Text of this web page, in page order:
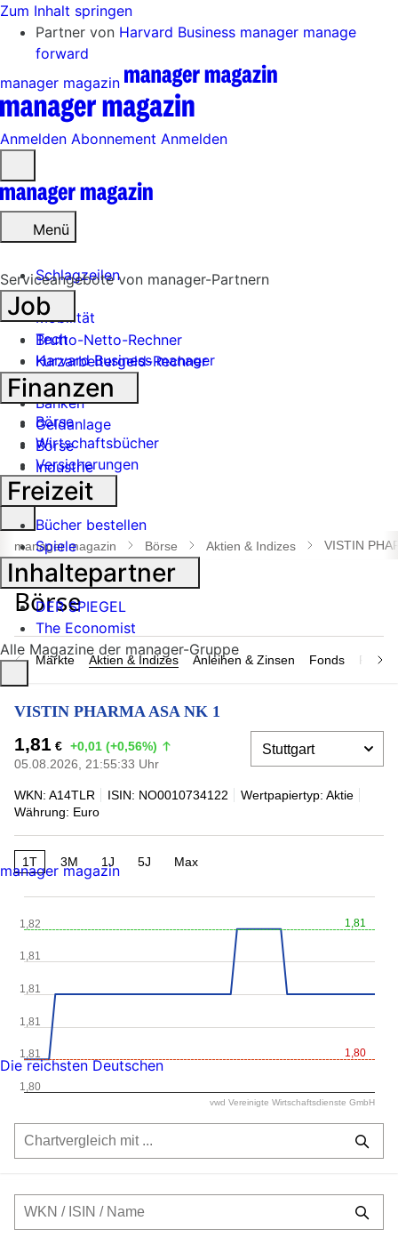
Zum Inhalt springen
Partner von Harvard Business manager manage
forward
manager magazin
Anmelden Abonnement Anmelden
öffnen
Menü
Schlagzeilen
Mobilität
Tech
Harvard Business manager
Handel
Banken
Geldanlage
Börse
Industrie
Suche
öffnen
manager magazin Börse Aktien & Indizes VISTIN
Märkte Aktien & Indizes Anleihen & Zinsen Fonds
VISTIN PHARMA ASA NK 1
1,81 € +0,01 (+0,56%)
05.08.2026, 21:55:33 Uhr
WKN: A14TLR ISIN: NO0010734122
Wertpapiertyp: Aktie
Währung: Euro
1T 3M 1J 5J Max
1,81
1,80
1,81
1,81
1,82
1,80
1,81
1,81
vwd Vereinigte Wirtschaftsdienste GmbH
Serviceangebote von manager-Partnern
Job
Brutto-Netto-Rechner
Kurzarbeitergeld-Rechner
Finanzen
Börse
Wirtschaftsbücher
Versicherungen
Freizeit
Bücher bestellen
Spiele
Inhaltepartner
DER SPIEGEL
The Economist
Alle Magazine der manager-Gruppe
manager magazin
Die reichsten Deutschen